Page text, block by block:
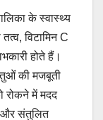
के स्वास्थ्य
विटामिन C
होते हैं।
की मजबूती
रोकने में मदद
और संतुलित